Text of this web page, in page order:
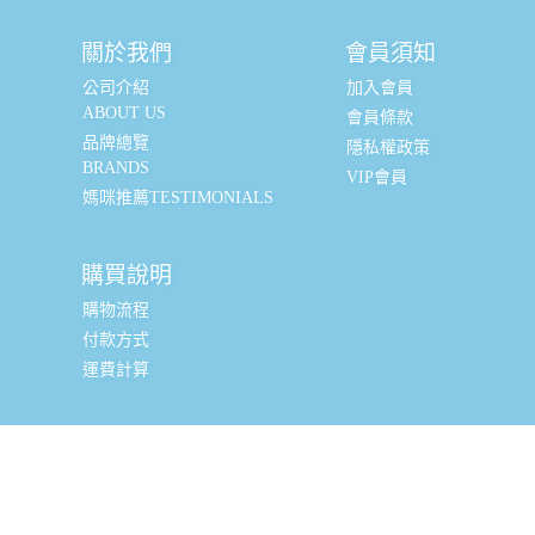
關於我們
公司介紹
ABOUT US
品牌總覽
BRANDS
媽咪推薦TESTIMONIALS
會員須知
加入會員
會員條款
隱私權政策
VIP會員
購買說明
購物流程
付款方式
運費計算